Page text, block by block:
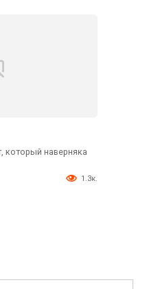
который наверняка
1.3к.